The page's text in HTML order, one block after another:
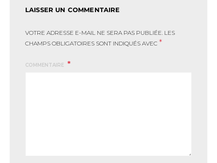
LAISSER UN COMMENTAIRE
VOTRE ADRESSE E-MAIL NE SERA PAS PUBLIÉE. LES
CHAMPS OBLIGATOIRES SONT INDIQUÉS AVEC *
COMMENTAIRE